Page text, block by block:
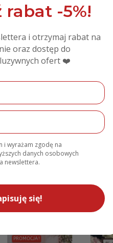
PROMOCJA!
rabat -5%!
i otrzymaj rabat na
oraz dostęp do
ofert ❤️
i wyrażam zgodę na
danych osobowych
newslettera.
się!